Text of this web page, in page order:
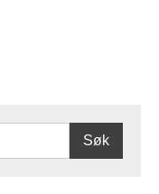
Søk